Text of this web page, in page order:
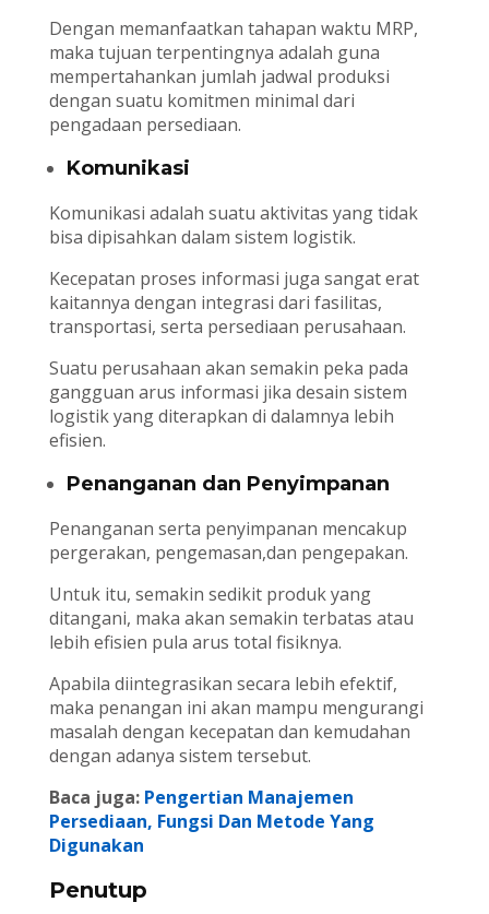
Dengan memanfaatkan tahapan waktu MRP,
maka tujuan terpentingnya adalah guna
mempertahankan jumlah jadwal produksi
dengan suatu komitmen minimal dari
pengadaan persediaan.
Komunikasi
Komunikasi adalah suatu aktivitas yang tidak
bisa dipisahkan dalam sistem logistik.
Kecepatan proses informasi juga sangat erat
kaitannya dengan integrasi dari fasilitas,
transportasi, serta persediaan perusahaan.
Suatu perusahaan akan semakin peka pada
gangguan arus informasi jika desain sistem
logistik yang diterapkan di dalamnya lebih
efisien.
Penanganan dan Penyimpanan
Penanganan serta penyimpanan mencakup
pergerakan, pengemasan,dan pengepakan.
Untuk itu, semakin sedikit produk yang
ditangani, maka akan semakin terbatas atau
lebih efisien pula arus total fisiknya.
Apabila diintegrasikan secara lebih efektif,
maka penangan ini akan mampu mengurangi
masalah dengan kecepatan dan kemudahan
dengan adanya sistem tersebut.
Baca juga: Pengertian Manajemen
Persediaan, Fungsi Dan Metode Yang
Digunakan
Penutup